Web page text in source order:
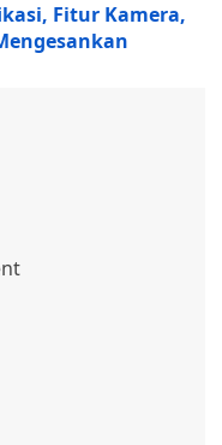
Fitur Kamera,